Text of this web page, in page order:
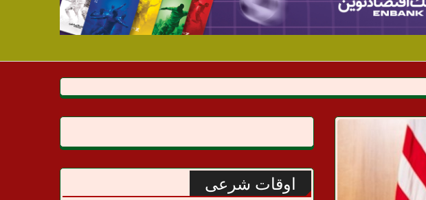
اوقات شرعی